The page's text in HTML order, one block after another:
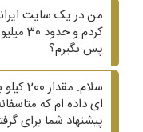
من در یک سایت
کردم
پس بگیرم؟
سلام.
ای داده ام که
پیشنهاد شما برای